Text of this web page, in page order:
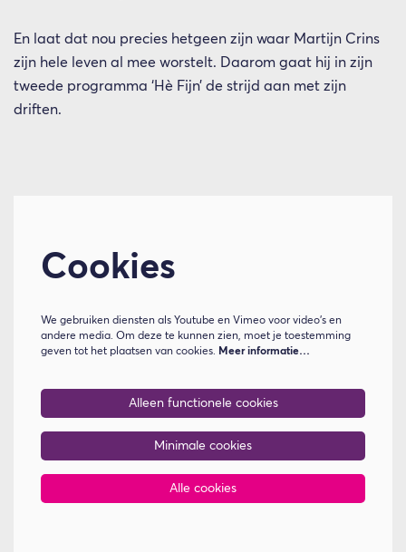
En laat dat nou precies hetgeen zijn waar Martijn Crins
zijn hele leven al mee worstelt. Daarom gaat hij in zijn
tweede programma ‘Hè Fijn’ de strijd aan met zijn
driften.
Cookies
We gebruiken diensten als Youtube en Vimeo voor video's en
andere media. Om deze te kunnen zien, moet je toestemming
geven tot het plaatsen van cookies. Meer informatie…
Alleen functionele cookies
Minimale cookies
Alle cookies